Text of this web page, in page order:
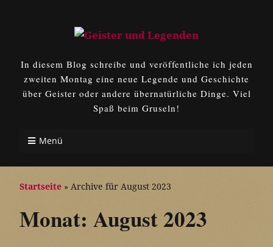
In diesem Blog schreibe und veröffentliche ich jeden
zweiten Montag eine neue Legende und Geschichte
über Geister oder andere übernatürliche Dinge. Viel
Spaß beim Gruseln!
Menü
Startseite » Archive für August 2023
Monat: August 2023